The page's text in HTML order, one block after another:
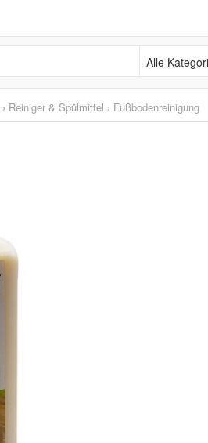
Alle Kategorien
› Reiniger & Spülmittel › Fußbodenreinigung